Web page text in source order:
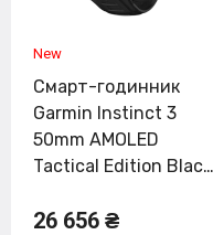
Смарт-годинник
Garmin Instinct 3
50mm AMOLED
Tactical Edition Black
03020-50)
26 656 ₴